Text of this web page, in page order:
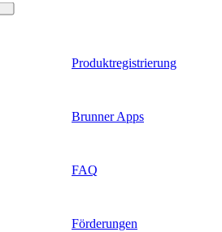
Produktregistrierung
Brunner Apps
FAQ
Förderungen